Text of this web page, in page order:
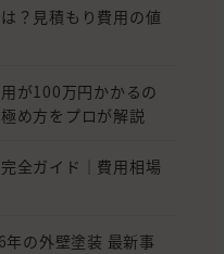
？見積もり費用の値
が100万円かかるの
め方をプロが解説
全ガイド｜費用相場
の外壁塗装 最新事